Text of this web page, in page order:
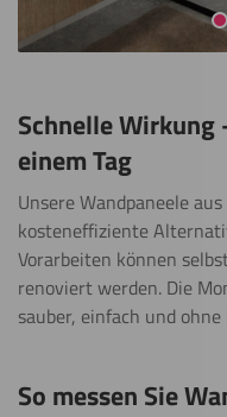
Schnelle Wirkung
einem Tag
Unsere Wandpaneele
kosteneffiziente
Vorarbeiten können
renoviert werden. Die
sauber, einfach und
So messen Sie